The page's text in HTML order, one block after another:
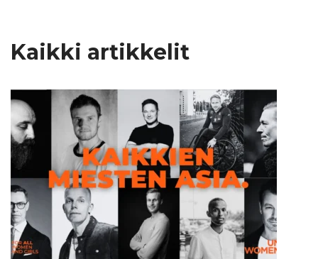
Kaikki artikkelit